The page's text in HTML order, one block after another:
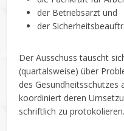
der Betriebsarzt und
der
Der Ausschuss tauscht
(quartalsweise) über
des
koordiniert deren
schriftlich zu protokolieren.